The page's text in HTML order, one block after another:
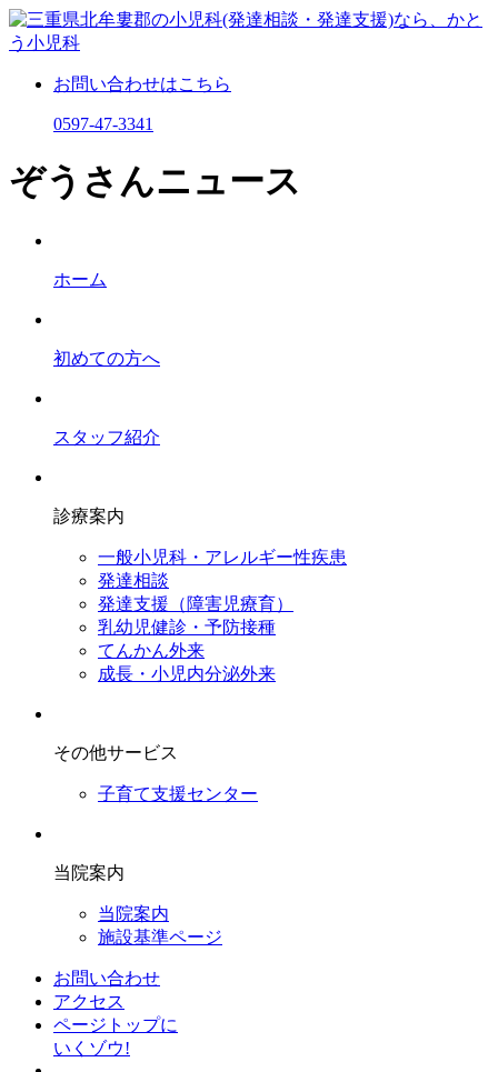
お問い合わせはこちら
0597-47-3341
ぞうさんニュース
ホーム
初めての⽅へ
スタッフ紹介
診療案内
一般小児科・アレルギー性疾患
発達相談
発達支援（障害児療育）
乳幼児健診・予防接種
てんかん外来
成長・小児内分泌外来
その他サービス
子育て支援センター
当院案内
当院案内
施設基準ページ
お問い合わせ
アクセス
ページトップに
いくゾウ!